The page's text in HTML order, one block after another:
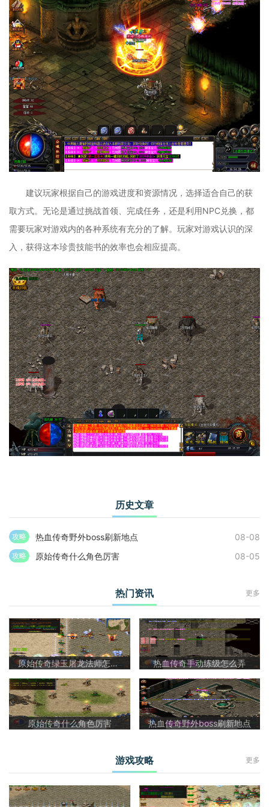
建议玩家根据自己的游戏进度和资源情况，选择适合自己的获
取方式。无论是通过挑战首领、完成任务，还是利用NPC兑换，都
需要玩家对游戏内的各种系统有充分的了解。玩家对游戏认识的深
入，获得这本珍贵技能书的效率也会相应提高。
历史文章
攻略 热血传奇野外boss刷新地点 08-08
攻略 原始传奇什么角色厉害 08-05
热门资讯 更多
原始传奇绿玉屠龙法师怎么样啊 热血传奇手动练级怎么弄
原始传奇什么角色厉害 热血传奇野外boss刷新地点
游戏攻略 更多